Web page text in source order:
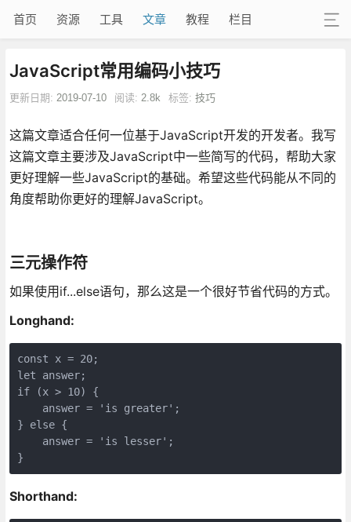
首页 资源 工具 文章 教程 栏目
JavaScript常用编码小技巧
更新日期: 2019-07-10 阅读: 2.8k 标签: 技巧
这篇文章适合任何一位基于JavaScript开发的开发者。我写
这篇文章主要涉及JavaScript中一些简写的代码，帮助大家
更好理解一些JavaScript的基础。希望这些代码能从不同的
角度帮助你更好的理解JavaScript。
三元操作符
如果使用if...else语句，那么这是一个很好节省代码的方式。
Longhand:
const x = 20;
let answer;
if (x > 10) {
    answer = 'is greater';
} else {
    answer = 'is lesser';
}
Shorthand: